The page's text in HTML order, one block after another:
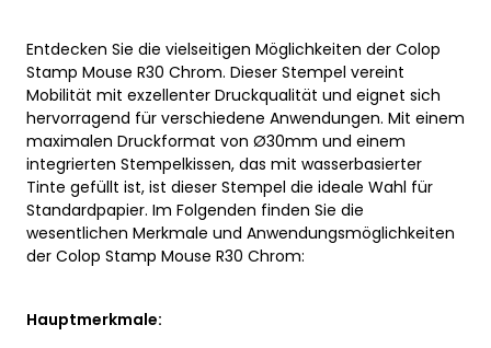
Entdecken Sie die vielseitigen Möglichkeiten der Colop
Stamp Mouse R30 Chrom. Dieser Stempel vereint
Mobilität mit exzellenter Druckqualität und eignet sich
hervorragend für verschiedene Anwendungen. Mit einem
maximalen Druckformat von Ø30mm und einem
integrierten Stempelkissen, das mit wasserbasierter
Tinte gefüllt ist, ist dieser Stempel die ideale Wahl für
Standardpapier. Im Folgenden finden Sie die
wesentlichen Merkmale und Anwendungsmöglichkeiten
der Colop Stamp Mouse R30 Chrom:
Hauptmerkmale: